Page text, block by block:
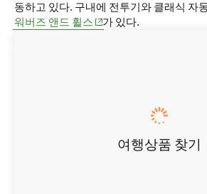
동하고 있다. 구내에 전투기와 클래식 자
워버즈 앤드 휠스 (opens in new window)
가 있다.
여행상품 찾기